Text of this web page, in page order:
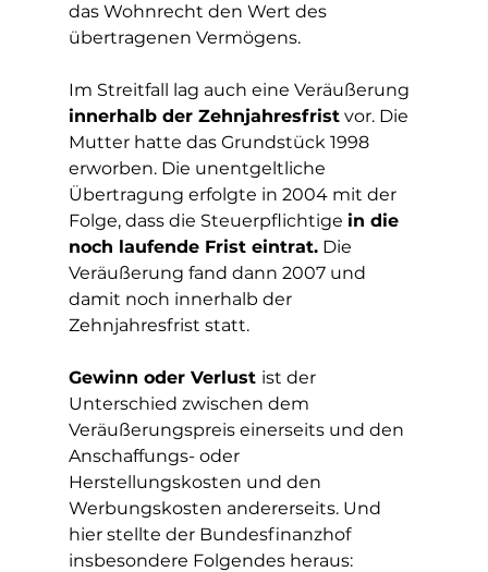
das Wohnrecht den Wert des
übertragenen Vermögens.
Im Streitfall lag auch eine Veräußerung
innerhalb der Zehnjahresfrist vor. Die
Mutter hatte das Grundstück 1998
erworben. Die unentgeltliche
Übertragung erfolgte in 2004 mit der
Folge, dass die Steuerpflichtige in die
noch laufende Frist eintrat. Die
Veräußerung fand dann 2007 und
damit noch innerhalb der
Zehnjahresfrist statt.
Gewinn oder Verlust ist der
Unterschied zwischen dem
Veräußerungspreis einerseits und den
Anschaffungs- oder
Herstellungskosten und den
Werbungskosten andererseits. Und
hier stellte der Bundesfinanzhof
insbesondere Folgendes heraus: